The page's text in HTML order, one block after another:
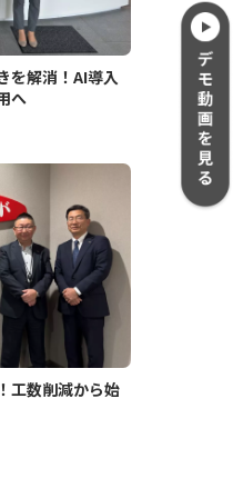
を解消！AI導入
へ
工数削減から始